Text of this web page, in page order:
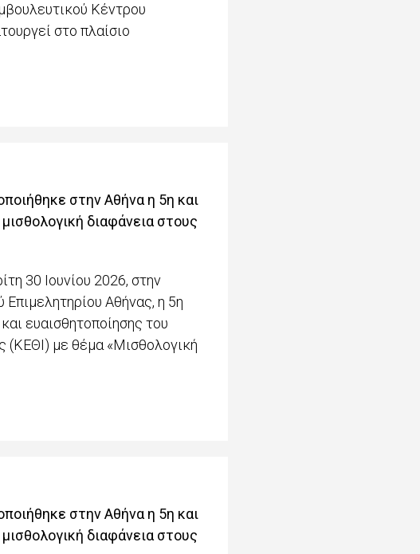
Κέντρου
στο πλαίσιο
στην Αθήνα η 5η και
διαφάνεια στους
30 Ιουνίου 2026, στην
Αθήνας, η 5η
ευαισθητοποίησης του
(ΚΕΘΙ) με θέμα «Μισθολογική
στην Αθήνα η 5η και
διαφάνεια στους